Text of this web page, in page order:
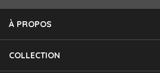
À PROPOS
COLLECTION